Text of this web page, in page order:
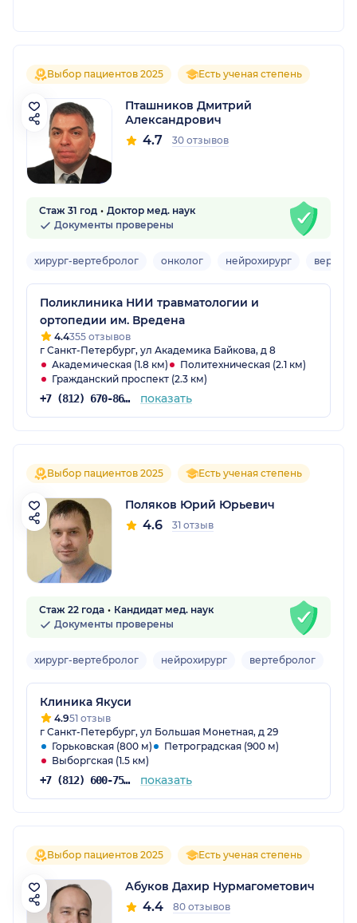
Выбор пациентов 2025 Есть ученая степень
Пташников Дмитрий
Александрович
4.7 30 отзывов
Стаж 31 год
Доктор мед. наук
Документы проверены
хирург-вертебролог онколог нейрохирург
Поликлиника НИИ травматологии и
ортопедии им. Вредена
4.4355 отзывов
г Санкт-Петербург, ул Академика Байкова, д 8
Академическая (1.8 км)
Политехническая (2.1 км)
Гражданский проспект (2.3 км)
+7 (812) 670-86-70 показать
Выбор пациентов 2025 Есть ученая степень
Поляков Юрий Юрьевич
4.6 31 отзыв
Стаж 22 года
Кандидат мед. наук
Документы проверены
хирург-вертебролог нейрохирург вертебролог
Клиника Якуси
4.951 отзыв
г Санкт-Петербург, ул Большая Монетная, д 29
Горьковская (800 м)
Петроградская (900 м)
Выборгская (1.5 км)
+7 (812) 600-75-01 показать
Выбор пациентов 2025 Есть ученая степень
Абуков Дахир Нурмагометович
4.4 80 отзывов